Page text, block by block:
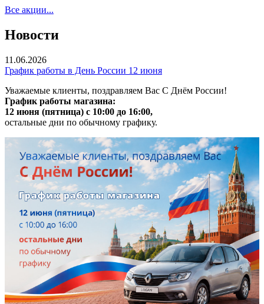
Все акции...
Новости
11.06.2026
График работы в День России 12 июня
Уважаемые клиенты, поздравляем Вас С Днём России!
График работы магазина:
12 июня (пятница) с 10:00 до 16:00,
остальные дни по обычному графику.